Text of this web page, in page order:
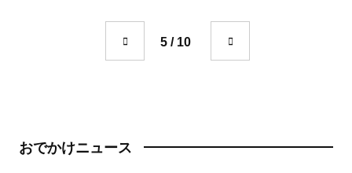
5 / 10
おでかけニュース